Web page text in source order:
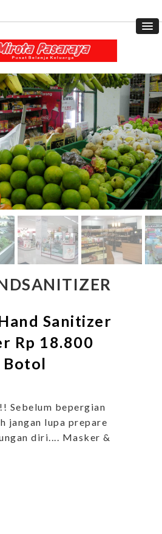
Sanitizer
Rp 18.800
Botol
Sebelum bepergian
jangan lupa prepare
diri.... Masker &